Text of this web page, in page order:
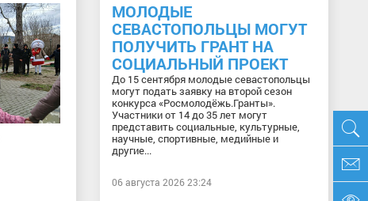
МОЛОДЫЕ
СЕВАСТОПОЛЬЦЫ МОГУТ
ПОЛУЧИТЬ ГРАНТ НА
СОЦИАЛЬНЫЙ ПРОЕКТ
До 15 сентября молодые севастопольцы
могут подать заявку на второй сезон
конкурса «Росмолодёжь.Гранты».
Участники от 14 до 35 лет могут
представить социальные, культурные,
научные, спортивные, медийные и
другие...
06 августа 2026 23:24